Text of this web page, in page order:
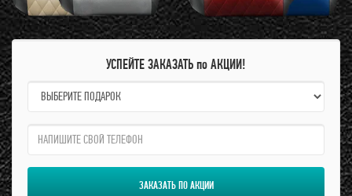
УСПЕЙТЕ ЗАКАЗАТЬ по АКЦИИ!
name:
qzw:
ЗАКАЗАТЬ ПО АКЦИИ